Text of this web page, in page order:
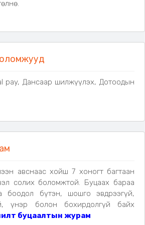
pay, Дансаар шилжүүлэх, Дотоодын
авснаас хойш 7 хоногт багтаан
солих боломжтой. Буцаах бараа
боодол бүтэн, шошго эвдрээгүй,
үнэр болон бохирдолгүй байх
буцаалтын журам